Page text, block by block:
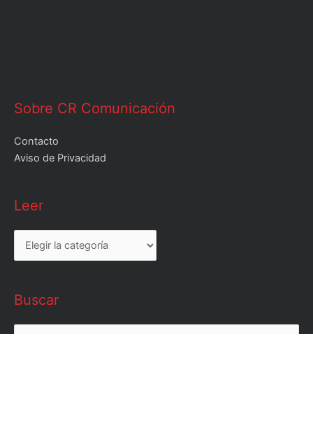
Sobre CR Comunicación
Contacto
Aviso de Privacidad
Leer
Leer
Buscar